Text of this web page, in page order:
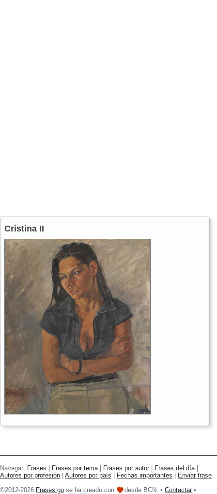
Cristina II
Navegar: Frases Frases por tema| Frases por autor Frases del día|
Autores por profesión
Autores por país Fechas importantes
Enviar frase
©2012-2026 Frases go se ha creado con desde BCN. • Contactar •